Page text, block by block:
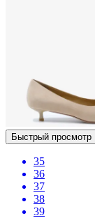
Быстрый просмотр
35
36
37
38
39